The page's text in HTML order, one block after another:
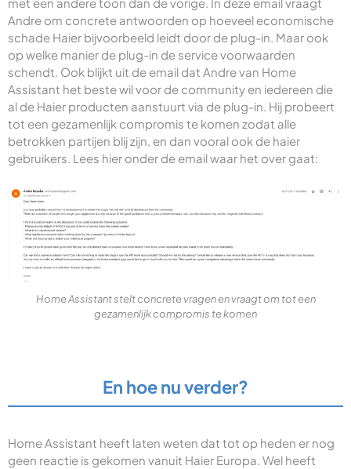
met een andere toon dan de vorige. In deze email vraagt
Andre om concrete antwoorden op hoeveel economische
schade Haier bijvoorbeeld leidt door de plug-in. Maar ook
op welke manier de plug-in de service voorwaarden
schendt. Ook blijkt uit de email dat Andre van Home
Assistant het beste wil voor de community en iedereen die
al de Haier producten aanstuurt via de plug-in. Hij probeert
tot een gezamenlijk compromis te komen zodat alle
betrokken partijen blij zijn, en dan vooral ook de haier
gebruikers. Lees hier onder de email waar het over gaat:
Home Assistant stelt concrete vragen en vraagt om tot een
gezamenlijk compromis te komen
En hoe nu verder?
Home Assistant heeft laten weten dat tot op heden er nog
geen reactie is gekomen vanuit Haier Europa. Wel heeft